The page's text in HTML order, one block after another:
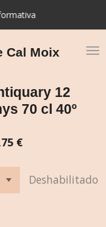
Cal Moix
12
70 cl 40º
€
Deshabilitado